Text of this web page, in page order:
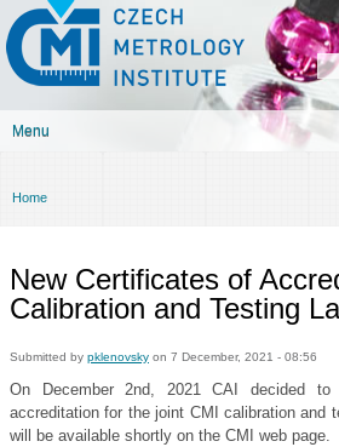
content
Czech
metrology
institute
Menu
You are here
Home
New Certificates of
Calibration and Testing
Submitted by pklenovsky on 7 December, 2021 - 08:56
On December 2nd, 2021 CAI decided
accreditation for the joint CMI calibration and
will be available shortly on the CMI web page.